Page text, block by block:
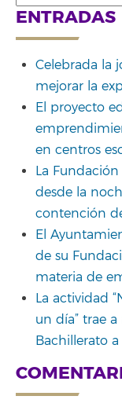
for:
ENTRADAS
Celebrada la
mejorar la
El proyecto
en centros
La
desde la
contención
El
de su
materia de
La actividad
un día” trae
Bachillerato a